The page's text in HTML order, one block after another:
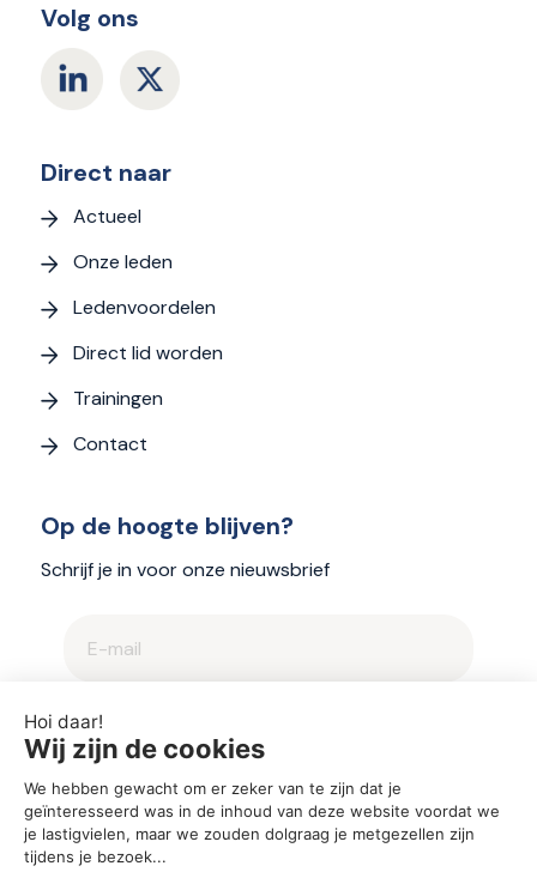
Volg ons
Direct naar
Actueel
Onze leden
Ledenvoordelen
Direct lid worden
Trainingen
Contact
Op de hoogte blijven?
Schrijf je in voor onze nieuwsbrief